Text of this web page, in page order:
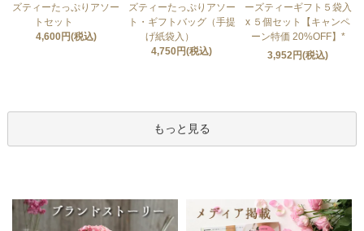
ズティーたっぷりアソー
トセット
4,600円(税込)
ズティーたっぷりアソー
ト・ギフトバッグ（手提
げ紙袋入）
4,750円(税込)
ーズティーギフト５袋入
x ５個セット【キャンペ
ーン特価 20%OFF】*
3,952円(税込)
もっと見る